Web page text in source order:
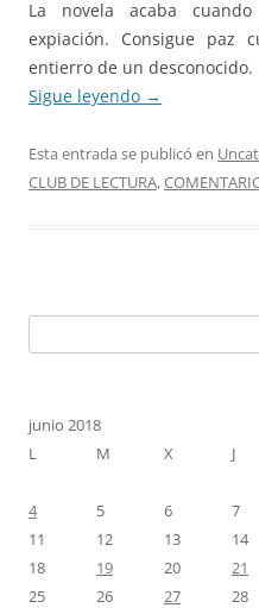
La novela acaba
expiación. Consigue paz
entierro de un desconocido.
Sigue leyendo →
Esta entrada se publicó en
CLUB DE LECTURA,
junio 2018
L
M X J
4
5 6 7
11
12 13 14
18
19 20 21
25
26 27 28